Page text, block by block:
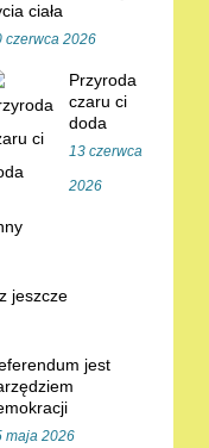
ciała
czerwca 2026
Przyroda
czaru ci
doda
13 czerwca
2026
jeszcze
jest
maja 2026